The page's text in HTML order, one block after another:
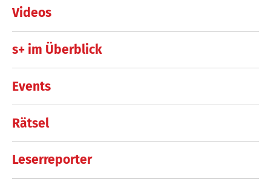
Videos
s+ im Überblick
Events
Rätsel
Leserreporter